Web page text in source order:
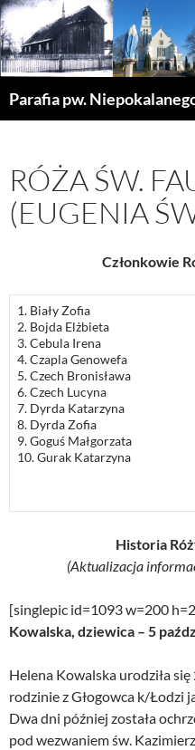
Parafia pw.
RÓŻA ŚW.
(EUGENIA
Członkowie
1. Biały Zofia
2. Bojda Elżbieta
3. Cebula Irena
4. Czapla Genowefa
5. Czech Bronisława
6. Czech Lucyna
7. Dyrda Katarzyna
8. Dyrda Zofia
9. Goguś Małgorzata
10. Gurak Katarzyna
Historia
(Aktualizacja
[singlepic id=1093 w=200
Kowalska, dziewica – 5
Helena Kowalska urodziła
rodzinie z Głogowca k/Łodzi
Dwa dni później została
pod wezwaniem św.